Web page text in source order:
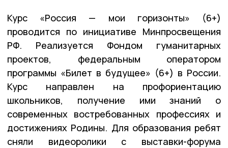
Курс «Россия — мои горизонты» (6+)
проводится по инициативе Минпросвещения
РФ. Реализуется Фондом гуманитарных
проектов, федеральным оператором
программы «Билет в будущее» (6+) в России.
Курс направлен на профориентацию
школьников, получение ими знаний о
современных востребованных профессиях и
достижениях Родины. Для образования ребят
сняли видеоролики с выставки-форума